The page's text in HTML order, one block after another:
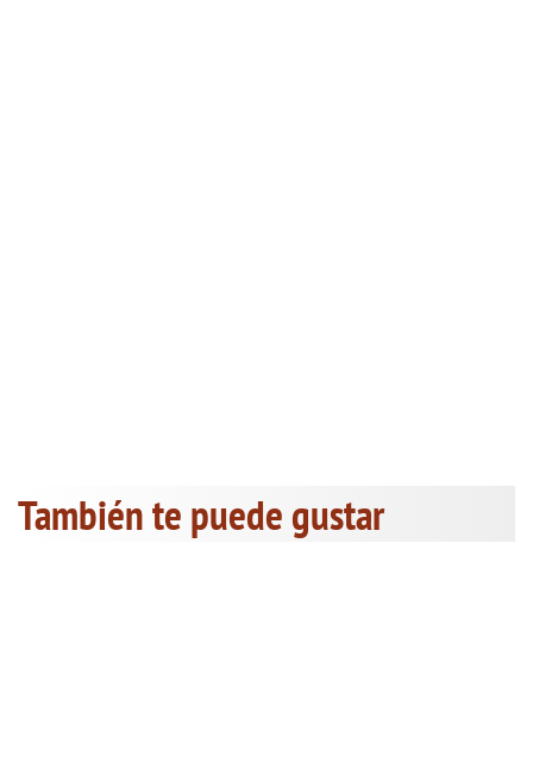
También te puede gustar